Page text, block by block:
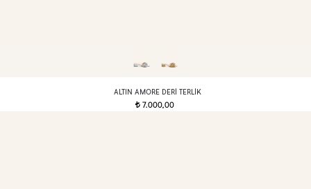
ALTIN AMORE DERI TERLIK
t 7.000,00